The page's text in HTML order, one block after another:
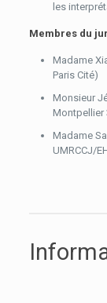
les
Membres du
Madame
Paris Cité)
Monsieur
Montpellier
Madame
UMRCCJ/